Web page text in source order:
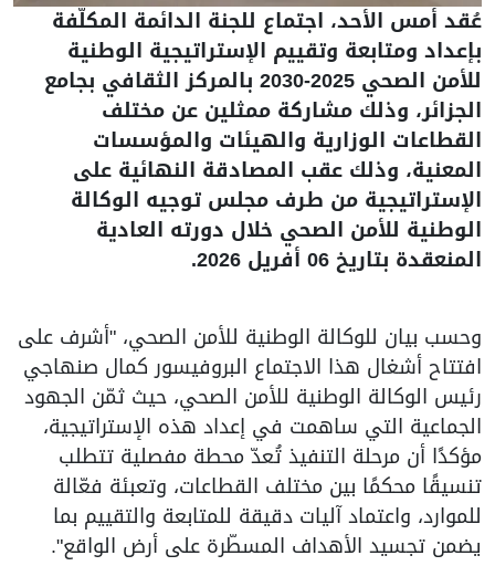
عُقد أمس الأحد، اجتماع للجنة الدائمة المكلّفة
بإعداد ومتابعة وتقييم الإستراتيجية الوطنية
للأمن الصحي 2025-2030 بالمركز الثقافي بجامع
الجزائر، وذلك مشاركة ممثلين عن مختلف
القطاعات الوزارية والهيئات والمؤسسات
المعنية، وذلك عقب المصادقة النهائية على
الإستراتيجية من طرف مجلس توجيه الوكالة
الوطنية للأمن الصحي خلال دورته العادية
المنعقدة بتاريخ 06 أفريل 2026.
وحسب بيان للوكالة الوطنية للأمن الصحي، "أشرف على
افتتاح أشغال هذا الاجتماع البروفيسور كمال صنهاجي
رئيس الوكالة الوطنية للأمن الصحي، حيث ثمّن الجهود
الجماعية التي ساهمت في إعداد هذه الإستراتيجية،
مؤكدًا أن مرحلة التنفيذ تُعدّ محطة مفصلية تتطلب
تنسيقًا محكمًا بين مختلف القطاعات، وتعبئة فعّالة
للموارد، واعتماد آليات دقيقة للمتابعة والتقييم بما
يضمن تجسيد الأهداف المسطّرة على أرض الواقع".